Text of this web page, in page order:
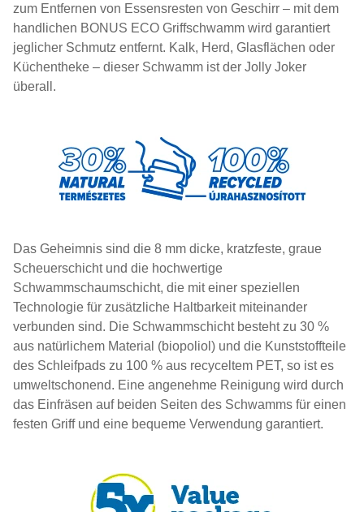
zum Entfernen von Essensresten von Geschirr – mit dem
handlichen BONUS ECO Griffschwamm wird garantiert
jeglicher Schmutz entfernt. Kalk, Herd, Glasflächen oder
Küchentheke – dieser Schwamm ist der Jolly Joker
überall.
Das Geheimnis sind die 8 mm dicke, kratzfeste, graue
Scheuerschicht und die hochwertige
Schwammschaumschicht, die mit einer speziellen
Technologie für zusätzliche Haltbarkeit miteinander
verbunden sind. Die Schwammschicht besteht zu 30 %
aus natürlichem Material (biopoliol) und die Kunststoffteile
des Schleifpads zu 100 % aus recyceltem PET, so ist es
umweltschonend. Eine angenehme Reinigung wird durch
das Einfräsen auf beiden Seiten des Schwamms für einen
festen Griff und eine bequeme Verwendung garantiert.